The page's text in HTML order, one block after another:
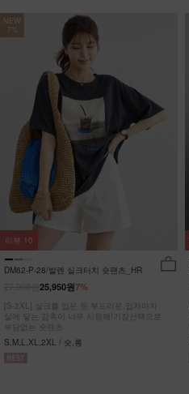
NEW
7%
DM62-P-28/발렌 실크터치 숏팬츠_HR
7%
25,950원
[S-2XL] 실크를 입은 듯 부드러운,입자마자
살에 닿는 감촉이 너무 시원해!기장선택으로
부담없는 숏팬츠
S,M,L,XL,2XL / 숏,롱
리뷰 10